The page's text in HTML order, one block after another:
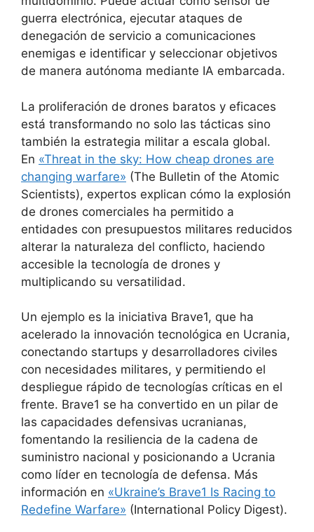
guerra electrónica, ejecutar ataques de
denegación de servicio a comunicaciones
enemigas e identificar y seleccionar objetivos
de manera autónoma mediante IA embarcada.
La proliferación de drones baratos y eficaces
está transformando no solo las tácticas sino
también la estrategia militar a escala global.
En «Threat in the sky: How cheap drones are
changing warfare» (The Bulletin of the Atomic
Scientists), expertos explican cómo la explosión
de drones comerciales ha permitido a
entidades con presupuestos militares reducidos
alterar la naturaleza del conflicto, haciendo
accesible la tecnología de drones y
multiplicando su versatilidad.
Un ejemplo es la iniciativa Brave1, que ha
acelerado la innovación tecnológica en Ucrania,
conectando startups y desarrolladores civiles
con necesidades militares, y permitiendo el
despliegue rápido de tecnologías críticas en el
frente. Brave1 se ha convertido en un pilar de
las capacidades defensivas ucranianas,
fomentando la resiliencia de la cadena de
suministro nacional y posicionando a Ucrania
como líder en tecnología de defensa. Más
información en «Ukraine’s Brave1 Is Racing to
Redefine Warfare» (International Policy Digest).